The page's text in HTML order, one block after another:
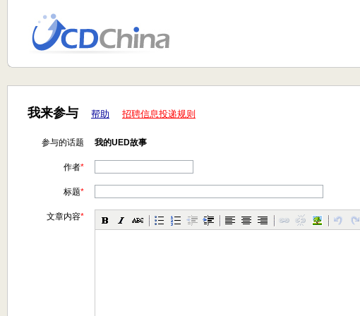
我来参与 帮助 招聘信息投递规则
参与的话题 我的UED故事
作者*
标题*
文章内容*